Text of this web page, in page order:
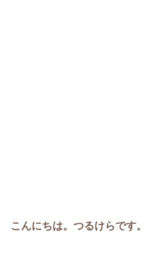
こんにちは。つるけらです。